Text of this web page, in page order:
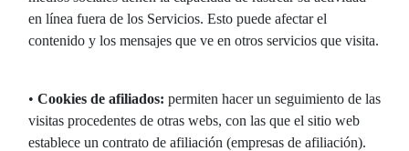
en línea fuera de los Servicios. Esto puede afectar el
contenido y los mensajes que ve en otros servicios que visita.
• Cookies de afiliados: permiten hacer un seguimiento de las
visitas procedentes de otras webs, con las que el sitio web
establece un contrato de afiliación (empresas de afiliación).